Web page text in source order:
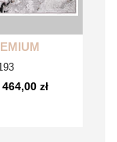
zł